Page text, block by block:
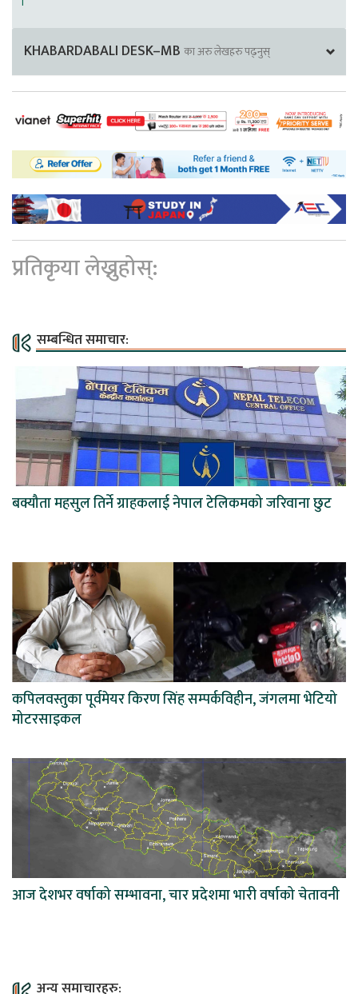
KHABARDABALI DESK–MB का अरु लेखहरु पढ्नुस्
प्रतिकृया लेख्नुहोस्:
सम्बन्धित समाचार:
बक्यौता महसुल तिर्ने ग्राहकलाई नेपाल टेलिकमको जरिवाना छुट
कपिलवस्तुका पूर्वमेयर किरण सिंह सम्पर्कविहीन, जंगलमा भेटियो
मोटरसाइकल
आज देशभर वर्षाको सम्भावना, चार प्रदेशमा भारी वर्षाको चेतावनी
अन्य समाचारहरु: